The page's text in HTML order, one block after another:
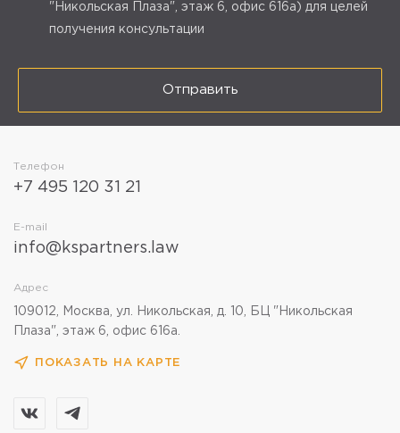
"Никольская Плаза", этаж 6, офис 616а) для целей
получения консультации
Отправить
Телефон
+7 495 120 31 21
E-mail
info@kspartners.law
Адрес
109012, Москва, ул. Никольская, д. 10, БЦ "Никольская
Плаза", этаж 6, офис 616а.
ПОКАЗАТЬ НА КАРТЕ